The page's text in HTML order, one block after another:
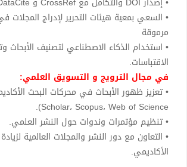
• السعي بمعية هيئات التحرير لإدراج المجلات
مرموقة
• استخدام الذكاء الاصطناعي لتصنيف الأبحاث
الاقتباسات.
في مجال الترويج و التسويق العلمي:
Scholar، Scopus، Web of Science).
• تنظيم مؤتمرات وندوات حول النشر العلمي.
• التعاون مع دور النشر والمجلات العالمية لزيادة
الأكاديمي.